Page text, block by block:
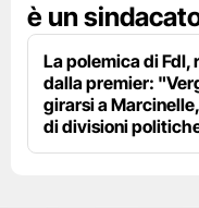
è un
La polemica di FdI,
dalla premier:
girarsi a
di divisioni